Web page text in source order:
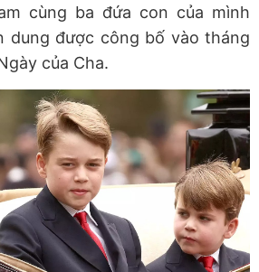
cùng ba đứa con của mình
dung được công bố vào tháng
của Cha.